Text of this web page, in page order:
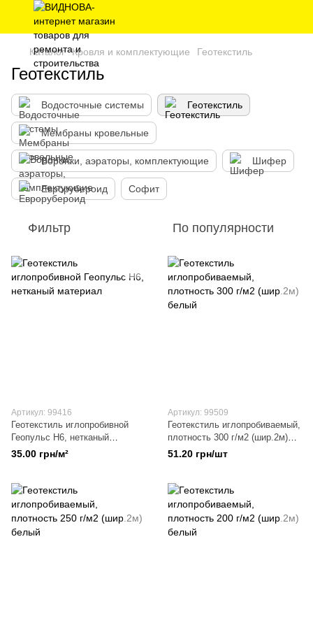
Каталог Кровля и комплектующие Геотекстиль
Геотекстиль
Водосточные системы Геотекстиль
Мембраны кровельные
Воронки, аэраторы, комплектующие Шифер
Еврорубероид Софит
Фильтр По популярности
Артикул: 99416
Геотекстиль иглопробивной
Геопульс Н6, нетканый
материал
35.00 грн/м²
Артикул: 99509
Геотекстиль иглопробиваемый,
плотность 300 г/м2 (шир.2м)
белый
51.20 грн/шт